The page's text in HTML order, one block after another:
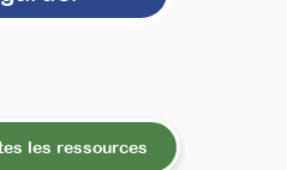
les ressources